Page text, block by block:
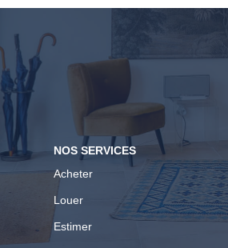
NOS SERVICES
Acheter
Louer
Estimer